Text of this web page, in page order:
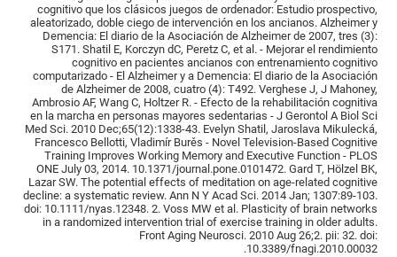
cognitivo que los clásicos juegos de ordenador: Estudio prospectivo,
aleatorizado, doble ciego de intervención en los ancianos. Alzheimer y
Demencia: El diario de la Asociación de Alzheimer de 2007, tres (3):
S171. Shatil E, Korczyn dC, Peretz C, et al. - Mejorar el rendimiento
cognitivo en pacientes ancianos con entrenamiento cognitivo
computarizado - El Alzheimer y a Demencia: El diario de la Asociación
de Alzheimer de 2008, cuatro (4): T492. Verghese J, J Mahoney,
Ambrosio AF, Wang C, Holtzer R. - Efecto de la rehabilitación cognitiva
en la marcha en personas mayores sedentarias - J Gerontol A Biol Sci
Med Sci. 2010 Dec;65(12):1338-43. Evelyn Shatil, Jaroslava Mikulecká,
Francesco Bellotti, Vladimír Burěs - Novel Television-Based Cognitive
Training Improves Working Memory and Executive Function - PLOS
ONE July 03, 2014. 10.1371/journal.pone.0101472. Gard T, Hölzel BK,
Lazar SW. The potential effects of meditation on age-related cognitive
decline: a systematic review. Ann N Y Acad Sci. 2014 Jan; 1307:89-103.
doi: 10.1111/nyas.12348. 2. Voss MW et al. Plasticity of brain networks
in a randomized intervention trial of exercise training in older adults.
Front Aging Neurosci. 2010 Aug 26;2. pii: 32. doi:
10.3389/fnagi.2010.00032.